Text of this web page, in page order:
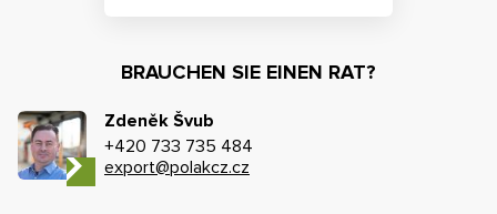
BRAUCHEN SIE EINEN RAT?
Zdeněk Švub
+420 733 735 484
export@polakcz.cz